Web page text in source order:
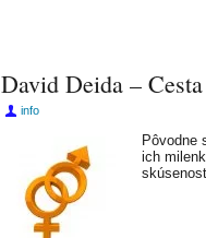
David Deida –
info
Pôvodne
ich